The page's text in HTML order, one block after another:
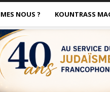
NOUS ? KOUNTRASS